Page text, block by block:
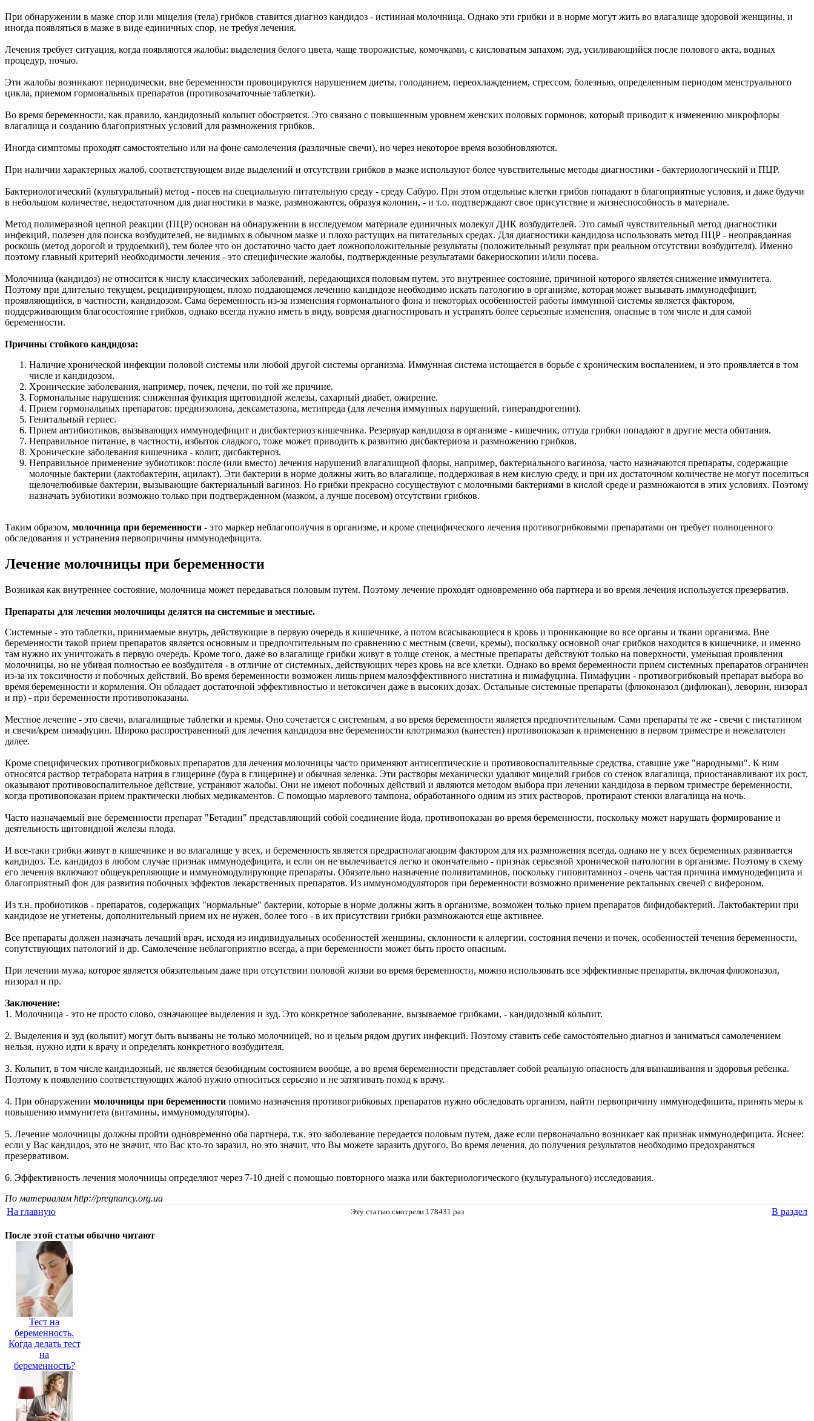
При обнаружении в мазке спор или мицелия (тела) грибков ставится диагноз кандидоз - истинная молочница. Однако эти грибки и в норме могут жить во влагалище здоровой женщины, и
иногда появляться в мазке в виде единичных спор, не требуя лечения.
Лечения требует ситуация, когда появляются жалобы: выделения белого цвета, чаще творожистые, комочками, с кисловатым запахом; зуд, усиливающийся после полового акта, водных
процедур, ночью.
Эти жалобы возникают периодически, вне беременности провоцируются нарушением диеты, голоданием, переохлаждением, стрессом, болезнью, определенным периодом менструального
цикла, приемом гормональных препаратов (противозачаточные таблетки).
Во время беременности, как правило, кандидозный кольпит обостряется. Это связано с повышенным уровнем женских половых гормонов, который приводит к изменению микрофлоры
влагалища и созданию благоприятных условий для размножения грибков.
Иногда симптомы проходят самостоятельно или на фоне самолечения (различные свечи), но через некоторое время возобновляются.
При наличии характерных жалоб, соответствующем виде выделений и отсутствии грибков в мазке используют более чувствительные методы диагностики - бактериологический и ПЦР.
Бактериологический (культуральный) метод - посев на специальную питательную среду - среду Сабуро. При этом отдельные клетки грибов попадают в благоприятные условия, и даже будучи
в небольшом количестве, недостаточном для диагностики в мазке, размножаются, образуя колонии, - и т.о. подтверждают свое присутствие и жизнеспособность в материале.
Метод полимеразной цепной реакции (ПЦР) основан на обнаружении в исследуемом материале единичных молекул ДНК возбудителей. Это самый чувствительный метод диагностики
инфекций, полезен для поиска возбудителей, не видимых в обычном мазке и плохо растущих на питательных средах. Для диагностики кандидоза использовать метод ПЦР - неоправданная
роскошь (метод дорогой и трудоемкий), тем более что он достаточно часто дает ложноположительные результаты (положительный результат при реальном отсутствии возбудителя). Именно
поэтому главный критерий необходимости лечения - это специфические жалобы, подтвержденные результатами бакериоскопии и/или посева.
Молочница (кандидоз) не относится к числу классических заболеваний, передающихся половым путем, это внутреннее состояние, причиной которого является снижение иммунитета.
Поэтому при длительно текущем, рецидивирующем, плохо поддающемся лечению кандидозе необходимо искать патологию в организме, которая может вызывать иммунодефицит,
проявляющийся, в частности, кандидозом. Сама беременность из-за изменения гормонального фона и некоторых особенностей работы иммунной системы является фактором,
поддерживающим благосостояние грибков, однако всегда нужно иметь в виду, вовремя диагностировать и устранять более серьезные изменения, опасные в том числе и для самой
беременности.
Причины стойкого кандидоза:
Наличие хронической инфекции половой системы или любой другой системы организма. Иммунная система истощается в борьбе с хроническим воспалением, и это проявляется в том
числе и кандидозом.
Хронические заболевания, например, почек, печени, по той же причине.
Гормональные нарушения: сниженная функция щитовидной железы, сахарный диабет, ожирение.
Прием гормональных препаратов: преднизолона, дексаметазона, метипреда (для лечения иммунных нарушений, гиперандрогении).
Генитальный герпес.
Прием антибиотиков, вызывающих иммунодефицит и дисбактериоз кишечника. Резервуар кандидоза в организме - кишечник, оттуда грибки попадают в другие места обитания.
Неправильное питание, в частности, избыток сладкого, тоже может приводить к развитию дисбактериоза и размножению грибков.
Хронические заболевания кишечника - колит, дисбактериоз.
Неправильное применение эубиотиков: после (или вместо) лечения нарушений влагалищной флоры, например, бактериального вагиноза, часто назначаются препараты, содержащие
молочные бактерии (лактобактерин, ацилакт). Эти бактерии в норме должны жить во влагалище, поддерживая в нем кислую среду, и при их достаточном количестве не могут поселиться
щелочелюбивые бактерии, вызывающие бактериальный вагиноз. Но грибки прекрасно сосуществуют с молочными бактериями в кислой среде и размножаются в этих условиях. Поэтому
назначать эубиотики возможно только при подтвержденном (мазком, а лучше посевом) отсутствии грибков.
Таким образом, молочница при беременности - это маркер неблагополучия в организме, и кроме специфического лечения противогрибковыми препаратами он требует полноценного
обследования и устранения первопричины иммунодефицита.
Лечение молочницы при беременности
Возникая как внутреннее состояние, молочница может передаваться половым путем. Поэтому лечение проходят одновременно оба партнера и во время лечения используется презерватив.
Препараты для лечения молочницы делятся на системные и местные.
Системные - это таблетки, принимаемые внутрь, действующие в первую очередь в кишечнике, а потом всасывающиеся в кровь и проникающие во все органы и ткани организма. Вне
беременности такой прием препаратов является основным и предпочтительным по сравнению с местным (свечи, кремы), поскольку основной очаг грибков находится в кишечнике, и именно
там нужно их уничтожать в первую очередь. Кроме того, даже во влагалище грибки живут в толще стенок, а местные препараты действуют только на поверхности, уменьшая проявления
молочницы, но не убивая полностью ее возбудителя - в отличие от системных, действующих через кровь на все клетки. Однако во время беременности прием системных препаратов ограничен
из-за их токсичности и побочных действий. Во время беременности возможен лишь прием малоэффективного нистатина и пимафуцина. Пимафуцин - противогрибковый препарат выбора во
время беременности и кормления. Он обладает достаточной эффективностью и нетоксичен даже в высоких дозах. Остальные системные препараты (флюконазол (дифлюкан), леворин, низорал
и пр) - при беременности противопоказаны.
Местное лечение - это свечи, влагалищные таблетки и кремы. Оно сочетается с системным, а во время беременности является предпочтительным. Сами препараты те же - свечи с нистатином
и свечи/крем пимафуцин. Широко распространенный для лечения кандидоза вне беременности клотримазол (канестен) противопоказан к применению в первом триместре и нежелателен
далее.
Кроме специфических противогрибковых препаратов для лечения молочницы часто применяют антисептические и противовоспалительные средства, ставшие уже "народными". К ним
относятся раствор тетрабората натрия в глицерине (бура в глицерине) и обычная зеленка. Эти растворы механически удаляют мицелий грибов со стенок влагалища, приостанавливают их рост,
оказывают противовоспалительное действие, устраняют жалобы. Они не имеют побочных действий и являются методом выбора при лечении кандидоза в первом триместре беременности,
когда противопоказан прием практически любых медикаментов. С помощью марлевого тампона, обработанного одним из этих растворов, протирают стенки влагалища на ночь.
Часто назначаемый вне беременности препарат "Бетадин" представляющий собой соединение йода, противопоказан во время беременности, поскольку может нарушать формирование и
деятельность щитовидной железы плода.
И все-таки грибки живут в кишечнике и во влагалище у всех, и беременность является предрасполагающим фактором для их размножения всегда, однако не у всех беременных развивается
кандидоз. Т.е. кандидоз в любом случае признак иммунодефицита, и если он не вылечивается легко и окончательно - признак серьезной хронической патологии в организме. Поэтому в схему
его лечения включают общеукрепляющие и иммуномодулирующие препараты. Обязательно назначение поливитаминов, поскольку гиповитаминоз - очень частая причина иммунодефицита и
благоприятный фон для развития побочных эффектов лекарственных препаратов. Из иммуномодуляторов при беременности возможно применение ректальных свечей с вифероном.
Из т.н. пробиотиков - препаратов, содержащих "нормальные" бактерии, которые в норме должны жить в организме, возможен только прием препаратов бифидобактерий. Лактобактерии при
кандидозе не угнетены, дополнительный прием их не нужен, более того - в их присутствии грибки размножаются еще активнее.
Все препараты должен назначать лечащий врач, исходя из индивидуальных особенностей женщины, склонности к аллергии, состояния печени и почек, особенностей течения беременности,
сопутствующих патологий и др. Самолечение неблагоприятно всегда, а при беременности может быть просто опасным.
При лечении мужа, которое является обязательным даже при отсутствии половой жизни во время беременности, можно использовать все эффективные препараты, включая флюконазол,
низорал и пр.
Заключение:
1. Молочница - это не просто слово, означающее выделения и зуд. Это конкретное заболевание, вызываемое грибками, - кандидозный кольпит.
2. Выделения и зуд (кольпит) могут быть вызваны не только молочницей, но и целым рядом других инфекций. Поэтому ставить себе самостоятельно диагноз и заниматься самолечением
нельзя, нужно идти к врачу и определять конкретного возбудителя.
3. Кольпит, в том числе кандидозный, не является безобидным состоянием вообще, а во время беременности представляет собой реальную опасность для вынашивания и здоровья ребенка.
Поэтому к появлению соответствующих жалоб нужно относиться серьезно и не затягивать поход к врачу.
4. При обнаружении молочницы при беременности помимо назначения противогрибковых препаратов нужно обследовать организм, найти первопричину иммунодефицита, принять меры к
повышению иммунитета (витамины, иммуномодуляторы).
5. Лечение молочницы должны пройти одновременно оба партнера, т.к. это заболевание передается половым путем, даже если первоначально возникает как признак иммунодефицита. Яснее:
если у Вас кандидоз, это не значит, что Вас кто-то заразил, но это значит, что Вы можете заразить другого. Во время лечения, до получения результатов необходимо предохраняться
презервативом.
6. Эффективность лечения молочницы определяют через 7-10 дней с помощью повторного мазка или бактериологического (культурального) исследования.
По материалам http://pregnancy.org.ua
На главную
Эту статью смотрели 178431 раз В раздел
После этой статьи обычно читают
Тест на
беременность.
Когда делать тест
на
беременность?